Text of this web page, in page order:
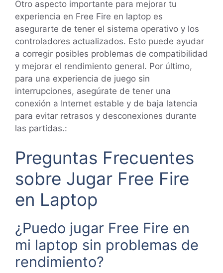
Otro aspecto importante para mejorar tu
experiencia en Free Fire en laptop es
asegurarte de tener el sistema operativo y los
controladores actualizados. Esto puede ayudar
a corregir posibles problemas de compatibilidad
y mejorar el rendimiento general. Por último,
para una experiencia de juego sin
interrupciones, asegúrate de tener una
conexión a Internet estable y de baja latencia
para evitar retrasos y desconexiones durante
las partidas.:
Preguntas Frecuentes
sobre Jugar Free Fire
en Laptop
¿Puedo jugar Free Fire en
mi laptop sin problemas de
rendimiento?